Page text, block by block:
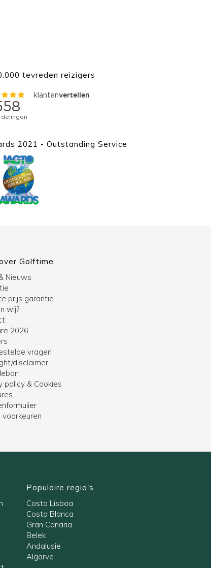
tevreden reizigers
2021 - Outstanding Service
Golftime
Nieuws
prijs garantie
wij?
2026
vragen
disclaimer
policy & Cookies
voorkeuren
Populaire regio's
Costa Lisboa
Costa Blanca
Gran Canaria
Belek
Andalusië
Algarve